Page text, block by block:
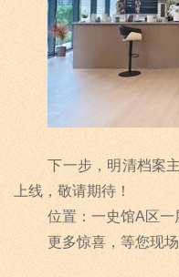
下一步，明清档案
上线，敬请期待！
位置：一史馆A区一
更多惊喜，等您现